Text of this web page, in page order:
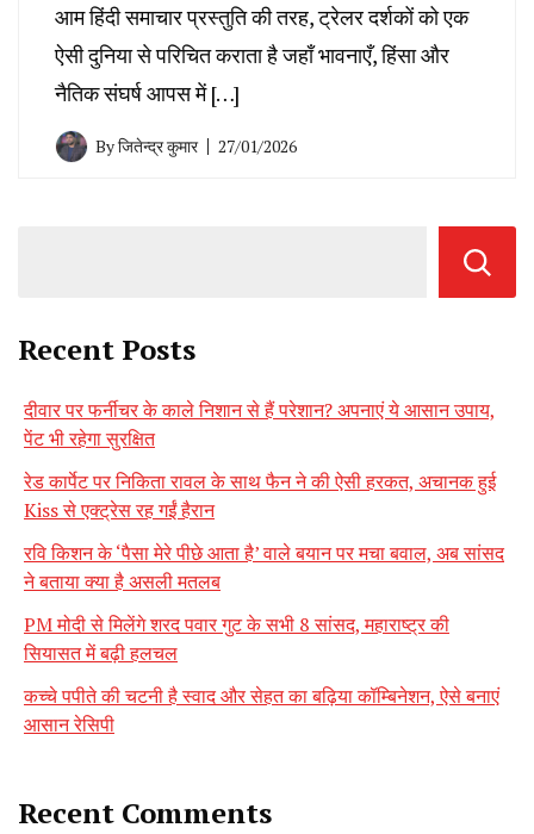
आम हिंदी समाचार प्रस्तुति की तरह, ट्रेलर दर्शकों को एक
ऐसी दुनिया से परिचित कराता है जहाँ भावनाएँ, हिंसा और
नैतिक संघर्ष आपस में […]
Byजितेन्द्र कुमार 27/01/2026
Recent Posts
दीवार पर फर्नीचर के काले निशान से हैं परेशान? अपनाएं ये आसान उपाय,
पेंट भी रहेगा सुरक्षित
रेड कार्पेट पर निकिता रावल के साथ फैन ने की ऐसी हरकत, अचानक हुई
Kiss से एक्ट्रेस रह गईं हैरान
रवि किशन के ‘पैसा मेरे पीछे आता है’ वाले बयान पर मचा बवाल, अब सांसद
ने बताया क्या है असली मतलब
PM मोदी से मिलेंगे शरद पवार गुट के सभी 8 सांसद, महाराष्ट्र की
सियासत में बढ़ी हलचल
कच्चे पपीते की चटनी है स्वाद और सेहत का बढ़िया कॉम्बिनेशन, ऐसे बनाएं
आसान रेसिपी
Recent Comments